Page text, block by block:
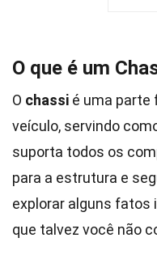
O que é um
O chassi é uma parte
veículo, servindo
suporta todos os
para a estrutura e
explorar alguns
que talvez você não